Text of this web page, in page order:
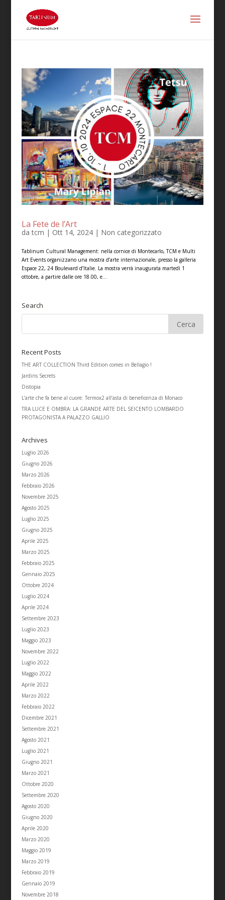
La Fete de l’Art
datcm | Ott 14, 2024| Non categorizzato
Tablinum Cultural Management: nella cornice di Montecarlo, TCM e Multi
Art Events organizzano una mostra d’arte internazionale, presso la galleria
Espace 22, 24 Boulevard d’Italie. La mostra verrà inaugurata martedì 1
ottobre, a partire dalle ore 18.00, e...
Search
Recent Posts
THE ART COLLECTION Third Edition comes in Bellagio !
Jardins Secrets
Distopia
L’arte che fa bene al cuore: Termox2 all’asta di beneficenza di Monaco
TRA LUCE E OMBRA: LA GRANDE ARTE DEL SEICENTO LOMBARDO
PROTAGONISTA A PALAZZO GALLIO
Archives
Luglio 2026
Giugno 2026
Marzo 2026
Febbraio 2026
Novembre 2025
Agosto 2025
Luglio 2025
Giugno 2025
Aprile 2025
Marzo 2025
Febbraio 2025
Gennaio 2025
Ottobre 2024
Luglio 2024
Aprile 2024
Settembre 2023
Luglio 2023
Maggio 2023
Novembre 2022
Luglio 2022
Maggio 2022
Aprile 2022
Marzo 2022
Febbraio 2022
Dicembre 2021
Settembre 2021
Agosto 2021
Luglio 2021
Giugno 2021
Marzo 2021
Ottobre 2020
Settembre 2020
Agosto 2020
Giugno 2020
Aprile 2020
Marzo 2020
Maggio 2019
Marzo 2019
Febbraio 2019
Gennaio 2019
Novembre 2018